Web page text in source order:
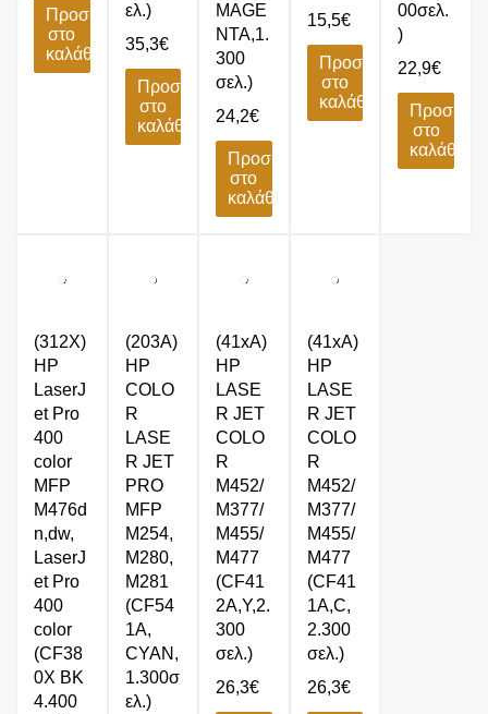
Προσθήκη
στο
καλάθι
ελ.)
35,3€
Προσθήκη
στο
καλάθι
MAGE
NTA,1.
300
σελ.)
24,2€
Προσθήκη
στο
καλάθι
15,5€
Προσθήκη
στο
καλάθι
00σελ.
)
22,9€
στο
καλάθι
(312X)
HP
LaserJ
et Pro
400
color
MFP
M476d
n,dw,
LaserJ
et Pro
400
color
(CF38
0X BK
4.400
(203A)
HP
COLO
R
LASE
R JET
PRO
MFP
M254,
M280,
M281
(CF54
1A,
CYAN,
1.300σ
ελ.)
(41xA)
HP
LASE
R JET
COLO
R
M452/
M377/
M455/
M477
(CF41
2A,Y,2.
300
σελ.)
26,3€
(41xA)
HP
LASE
R JET
COLO
R
M452/
M377/
M455/
M477
(CF41
1A,C,
2.300
σελ.)
26,3€